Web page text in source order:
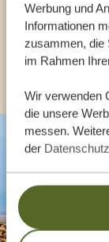
Werbung und
Informationen
zusammen, die
im Rahmen
Wir verwenden
die unsere
messen.
der